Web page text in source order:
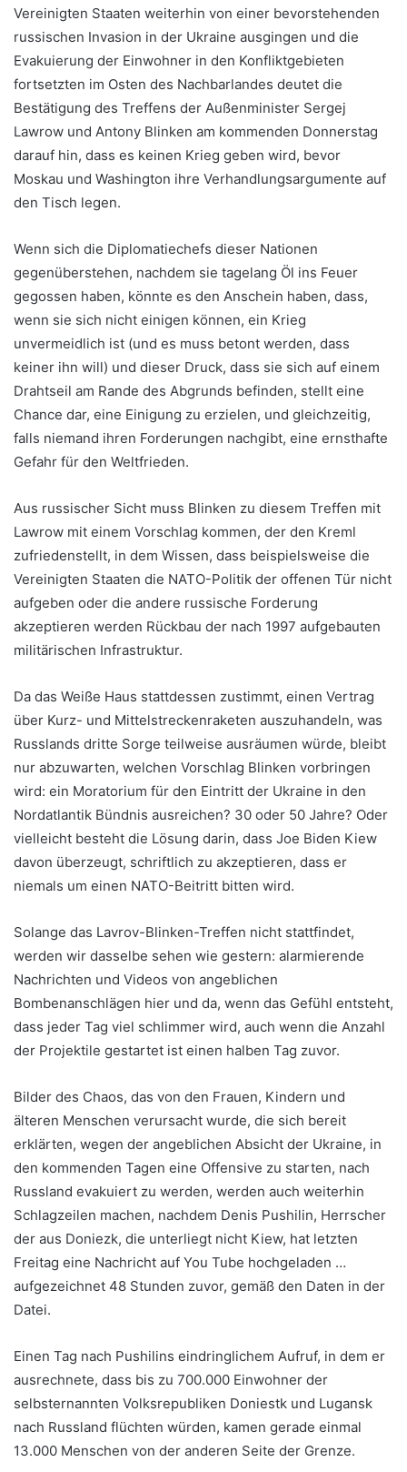
Vereinigten Staaten weiterhin von einer bevorstehenden
russischen Invasion in der Ukraine ausgingen und die
Evakuierung der Einwohner in den Konfliktgebieten
fortsetzten im Osten des Nachbarlandes deutet die
Bestätigung des Treffens der Außenminister Sergej
Lawrow und Antony Blinken am kommenden Donnerstag
darauf hin, dass es keinen Krieg geben wird, bevor
Moskau und Washington ihre Verhandlungsargumente auf
den Tisch legen.
Wenn sich die Diplomatiechefs dieser Nationen
gegenüberstehen, nachdem sie tagelang Öl ins Feuer
gegossen haben, könnte es den Anschein haben, dass,
wenn sie sich nicht einigen können, ein Krieg
unvermeidlich ist (und es muss betont werden, dass
keiner ihn will) und dieser Druck, dass sie sich auf einem
Drahtseil am Rande des Abgrunds befinden, stellt eine
Chance dar, eine Einigung zu erzielen, und gleichzeitig,
falls niemand ihren Forderungen nachgibt, eine ernsthafte
Gefahr für den Weltfrieden.
Aus russischer Sicht muss Blinken zu diesem Treffen mit
Lawrow mit einem Vorschlag kommen, der den Kreml
zufriedenstellt, in dem Wissen, dass beispielsweise die
Vereinigten Staaten die NATO-Politik der offenen Tür nicht
aufgeben oder die andere russische Forderung
akzeptieren werden Rückbau der nach 1997 aufgebauten
militärischen Infrastruktur.
Da das Weiße Haus stattdessen zustimmt, einen Vertrag
über Kurz- und Mittelstreckenraketen auszuhandeln, was
Russlands dritte Sorge teilweise ausräumen würde, bleibt
nur abzuwarten, welchen Vorschlag Blinken vorbringen
wird: ein Moratorium für den Eintritt der Ukraine in den
Nordatlantik Bündnis ausreichen? 30 oder 50 Jahre? Oder
vielleicht besteht die Lösung darin, dass Joe Biden Kiew
davon überzeugt, schriftlich zu akzeptieren, dass er
niemals um einen NATO-Beitritt bitten wird.
Solange das Lavrov-Blinken-Treffen nicht stattfindet,
werden wir dasselbe sehen wie gestern: alarmierende
Nachrichten und Videos von angeblichen
Bombenanschlägen hier und da, wenn das Gefühl entsteht,
dass jeder Tag viel schlimmer wird, auch wenn die Anzahl
der Projektile gestartet ist einen halben Tag zuvor.
Bilder des Chaos, das von den Frauen, Kindern und
älteren Menschen verursacht wurde, die sich bereit
erklärten, wegen der angeblichen Absicht der Ukraine, in
den kommenden Tagen eine Offensive zu starten, nach
Russland evakuiert zu werden, werden auch weiterhin
Schlagzeilen machen, nachdem Denis Pushilin, Herrscher
der aus Doniezk, die unterliegt nicht Kiew, hat letzten
Freitag eine Nachricht auf You Tube hochgeladen …
aufgezeichnet 48 Stunden zuvor, gemäß den Daten in der
Datei.
Einen Tag nach Pushilins eindringlichem Aufruf, in dem er
ausrechnete, dass bis zu 700.000 Einwohner der
selbsternannten Volksrepubliken Doniestk und Lugansk
nach Russland flüchten würden, kamen gerade einmal
13.000 Menschen von der anderen Seite der Grenze.